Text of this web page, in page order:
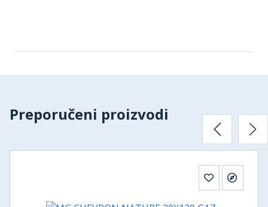
Preporučeni proizvodi